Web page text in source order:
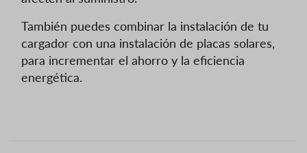
También puedes combinar la instalación de tu
cargador con una instalación de placas solares,
para incrementar el ahorro y la eficiencia
energética.